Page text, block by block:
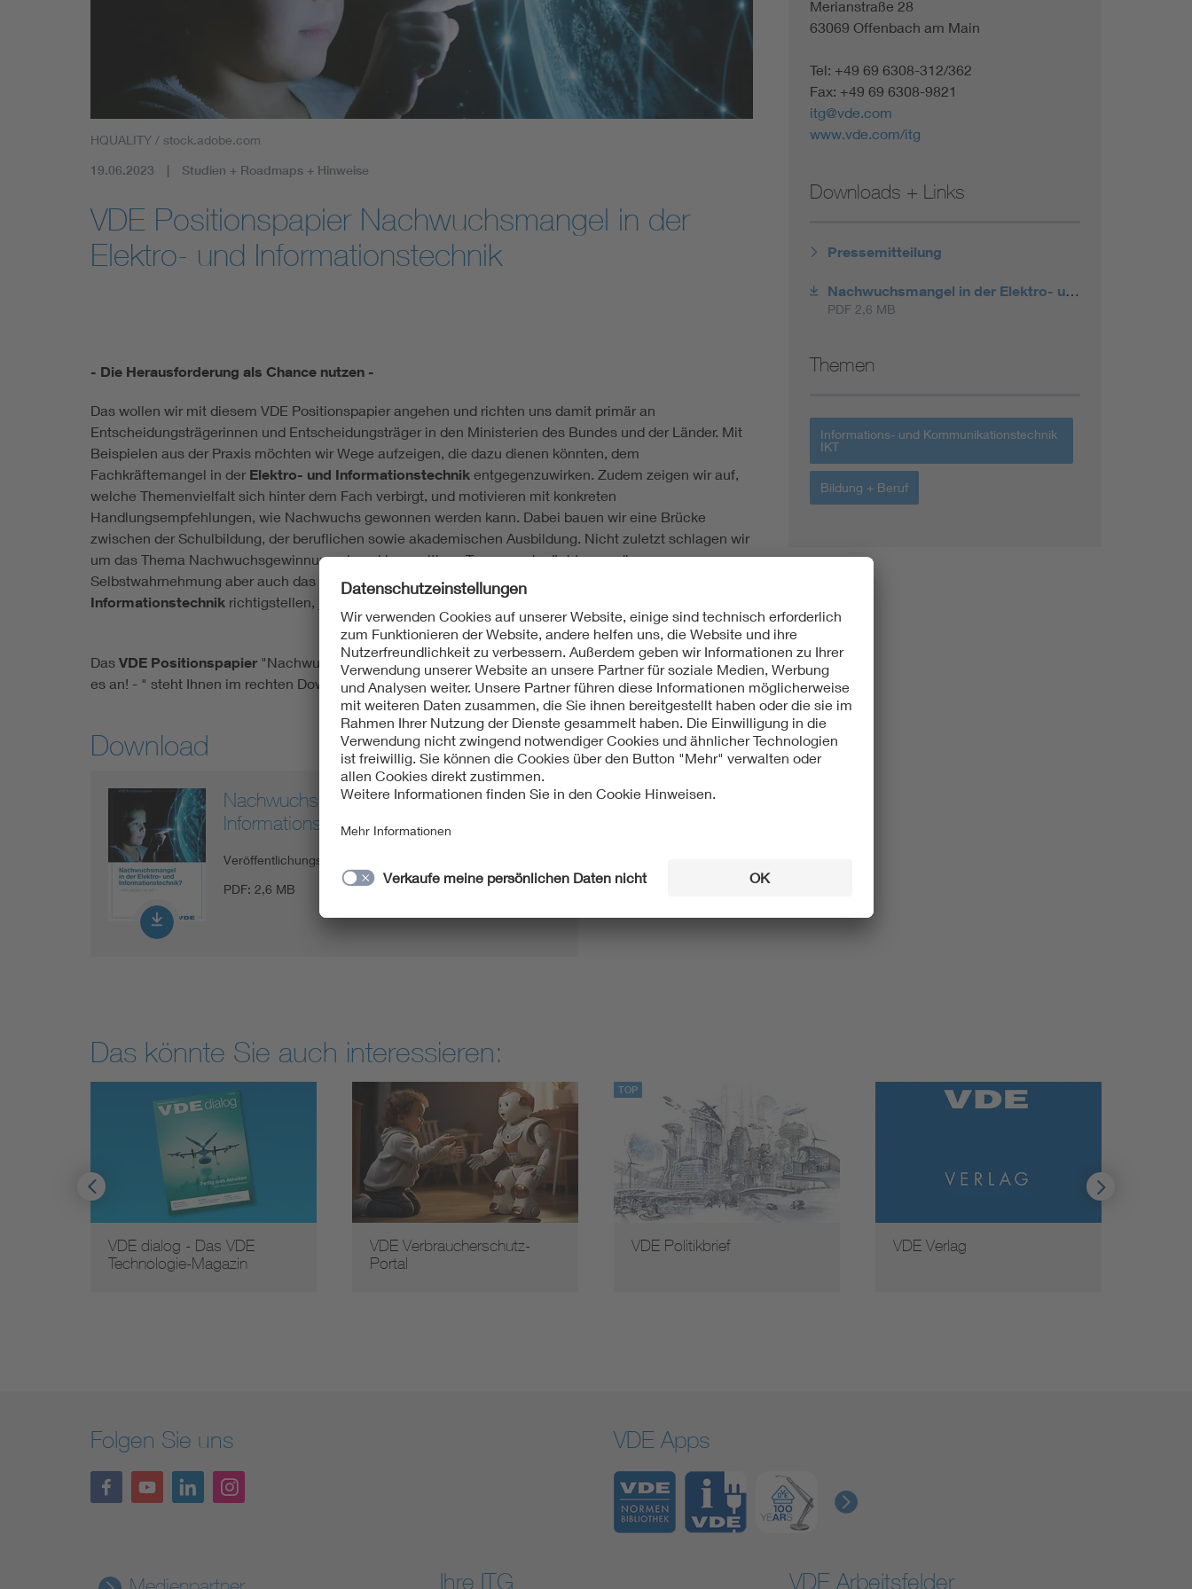
HQUALITY / stock.adobe.com
19.06.2023 Studien + Roadmaps + Hinweise
VDE Positionspapier Nachwuchsmangel in der
Elektro- und Informationstechnik
- Die Herausforderung als Chance nutzen -
Das wollen wir mit diesem VDE Positionspapier angehen und richten uns damit primär an
Entscheidungsträgerinnen und Entscheidungsträger in den Ministerien des Bundes und der Länder. Mit
Beispielen aus der Praxis möchten wir Wege aufzeigen, die dazu dienen könnten, dem
Fachkräftemangel in der Elektro- und Informationstechnik entgegenzuwirken. Zudem zeigen wir auf,
welche Themenvielfalt sich hinter dem Fach verbirgt, und motivieren mit konkreten
Handlungsempfehlungen, wie Nachwuchs gewonnen werden kann. Dabei bauen wir eine Brücke
zwischen der Schulbildung, der beruflichen sowie akademischen Ausbildung. Nicht zuletzt schlagen wir
um das Thema Nachwuchsgewinnung einen klar positiven Ton an und möchten so die
Selbstwahrnehmung aber auch das Bild der Berufe in den Bereichen der
Informationstechnik richtigstellen, ja sogar aktualisieren.
Das VDE Positionspapier "Nachwuchsmangel in der Elektro- und Informationstechnik? – Wir packen
es an! - " steht Ihnen im rechten Download-Bereich zur Verfügung.
Merianstraße 28
63069 Offenbach am Main
Tel: +49 69 6308-312/362
Fax: +49 69 6308-9821
itg@vde.com
www.vde.com/itg
Downloads + Links
Pressemitteilung
Nachwuchsmangel in der Elektro- und Informationstechnik
PDF 2,6 MB
Themen
Informations- und Kommunikationstechnik
IKT
Bildung + Beruf
Download
Nachwuchsmangel in der Elektro- und
Informationstechnik
Veröffentlichungsdatum
PDF: 2,6 MB
Das könnte Sie auch interessieren:
VDE dialog - Das VDE
Technologie-Magazin
VDE Verbraucherschutz-
Portal
TOP
VDE Politikbrief VDE Verlag
Folgen Sie uns VDE Apps
Ihre ITG VDE Arbeitsfelder